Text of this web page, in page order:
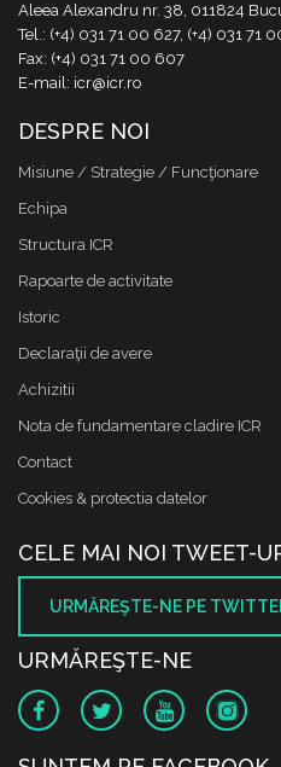
Aleea Alexandru nr. 38, 011824
Tel.: (+4) 031 71 00 627, (+4) 031 71
Fax: (+4) 031 71 00 607
E-mail: icr@icr.ro
DESPRE NOI
Misiune / Strategie / Funcţionare
Echipa
Structura ICR
Rapoarte de activitate
Istoric
Declaraţii de avere
Achizitii
Nota de fundamentare cladire ICR
Contact
Cookies & protectia datelor
CELE MAI NOI TWEET-
URMĂREŞTE-NE PE
URMĂREŞTE-NE